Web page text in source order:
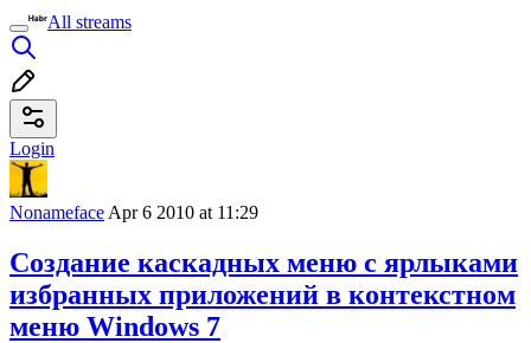
All streams
Login
Nonameface Apr 6 2010 at 11:29
Создание каскадных меню с ярлыками
избранных приложений в контекстном
меню Windows 7